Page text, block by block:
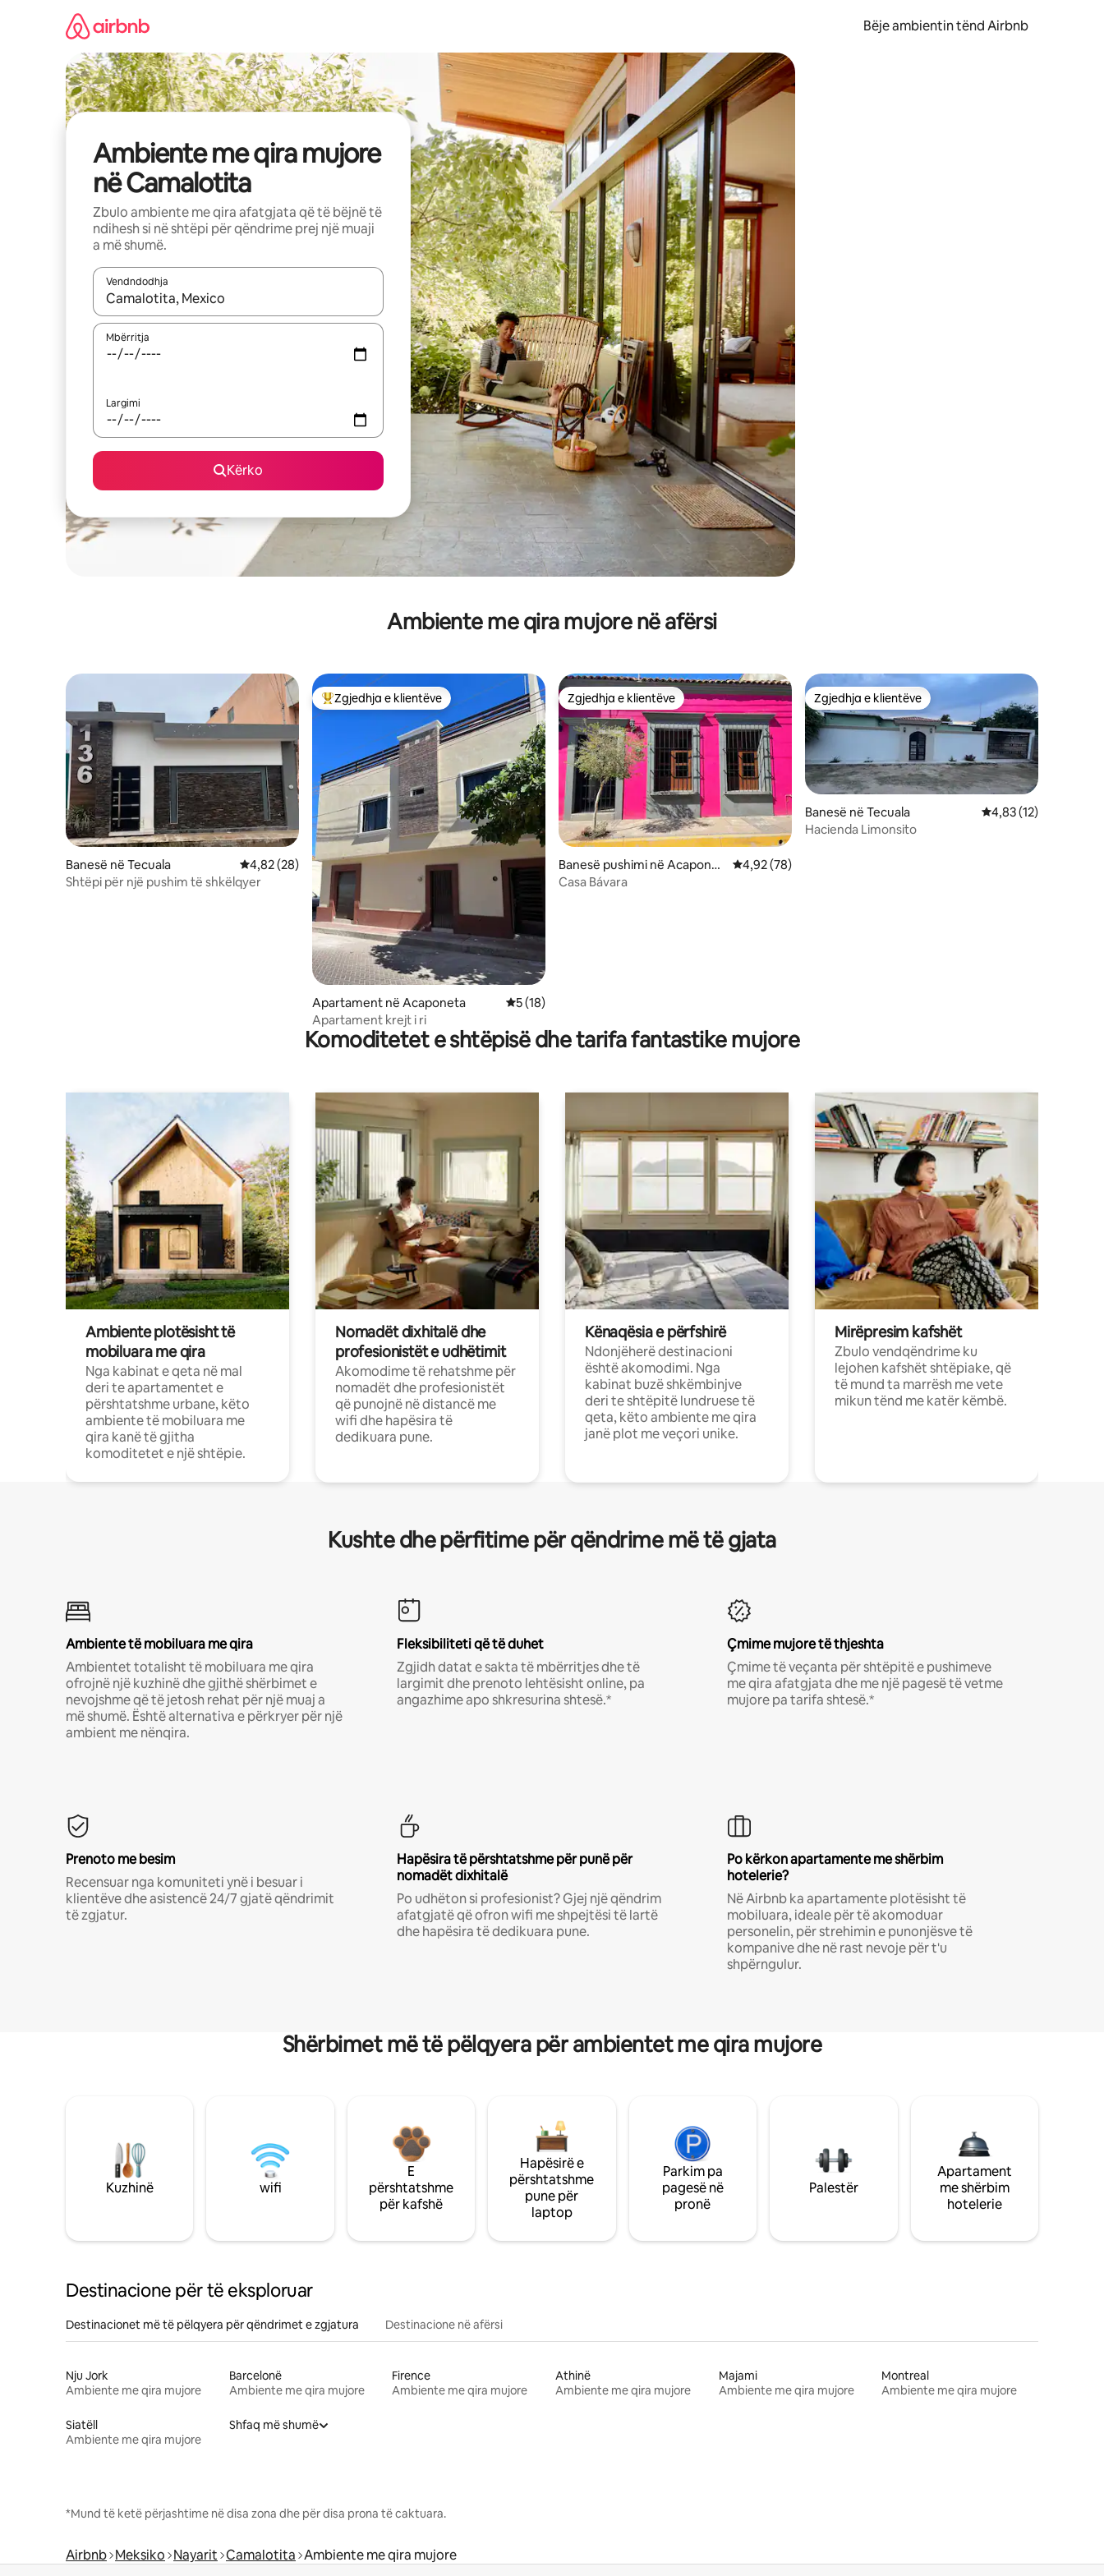
Bëje ambientin tënd Airbnb
Ambiente me qira mujore
në Camalotita
Zbulo ambiente me qira afatgjata që të bëjnë të
ndihesh si në shtëpi për qëndrime prej një muaji
a më shumë.
Vendndodhja
Kur rezultatet të jenë të disponueshme, lëviz me butonat e shigjetave lart e poshtë ose eksploro duke prekur ose duke lëvizur ekranin.
Mbërritja
Largimi
Kërko
Ambiente me qira mujore në afërsi
Banesë në Tecuala Vlerësimi mesatar 4,82 nga 5, 28 vlerësime
4,82 (28)
Shtëpi për një pushim të shkëlqyer
Më të mirat e zgjedhjeve të klientëve
Zgjedhja e klientëve
Apartament në Acaponeta Vlerësimi mesatar 5 nga 5, 18 vlerësime
5 (18)
Apartament krejt i ri
Zgjedhja e klientëve
Zgjedhja e klientëve
Banesë pushimi në Acaponet
a
Vlerësimi mesatar 4,92 nga 5, 78 vlerësime
4,92 (78)
Casa Bávara
Zgjedhja e klientëve
Zgjedhja e klientëve
Banesë në Tecuala Vlerësimi mesatar
4,83 (12)
Hacienda Limonsito
Komoditetet e shtëpisë dhe tarifa fantastike mujore
Ambiente plotësisht të
mobiluara me qira
Nga kabinat e qeta në mal
deri te apartamentet e
përshtatshme urbane, këto
ambiente të mobiluara me
qira kanë të gjitha
komoditetet e një shtëpie.
Nomadët dixhitalë dhe
profesionistët e udhëtimit
Akomodime të rehatshme për
nomadët dhe profesionistët
që punojnë në distancë me
wifi dhe hapësira të
dedikuara pune.
Kënaqësia e përfshirë
Ndonjëherë destinacioni
është akomodimi. Nga
kabinat buzë shkëmbinjve
deri te shtëpitë lundruese të
qeta, këto ambiente me qira
janë plot me veçori unike.
Mirëpresim kafshët
Zbulo vendqëndrime ku
lejohen kafshët shtëpiake, që
të mund ta marrësh me vete
mikun tënd me katër këmbë.
Kushte dhe përfitime për qëndrime më të gjata
Ambiente të mobiluara me qira
Ambientet totalisht të mobiluara me qira
ofrojnë një kuzhinë dhe gjithë shërbimet e
nevojshme që të jetosh rehat për një muaj a
më shumë. Është alternativa e përkryer për një
ambient me nënqira.
Fleksibiliteti që të duhet
Zgjidh datat e sakta të mbërritjes dhe të
largimit dhe prenoto lehtësisht online, pa
angazhime apo shkresurina shtesë.*
Çmime mujore të thjeshta
Çmime të veçanta për shtëpitë e pushimeve
me qira afatgjata dhe me një pagesë të vetme
mujore pa tarifa shtesë.*
Prenoto me besim
Recensuar nga komuniteti ynë i besuar i
klientëve dhe asistencë 24/7 gjatë qëndrimit
të zgjatur.
Hapësira të përshtatshme për punë për
nomadët dixhitalë
Po udhëton si profesionist? Gjej një qëndrim
afatgjatë që ofron wifi me shpejtësi të lartë
dhe hapësira të dedikuara pune.
Po kërkon apartamente me shërbim
hotelerie?
Në Airbnb ka apartamente plotësisht të
mobiluara, ideale për të akomoduar
personelin, për strehimin e punonjësve të
kompanive dhe në rast nevoje për t'u
shpërngulur.
Shërbimet më të pëlqyera për ambientet me qira mujore
Kuzhinë wifi
E
përshtatshme
për kafshë
Hapësirë e
përshtatshme
pune për
laptop
Parkim pa
pagesë në
pronë
Palestër
Apartament
me shërbim
hotelerie
Destinacione për të eksploruar
Destinacionet më të pëlqyera për qëndrimet e zgjatura Destinacione në afërsi
Nju Jork
Ambiente me qira mujore
Barcelonë
Ambiente me qira mujore
Firence
Ambiente me qira mujore
Athinë
Ambiente me qira mujore
Majami
Ambiente me qira mujore
Montreal
Ambiente me qira mujore
Siatëll
Ambiente me qira mujore
Shfaq më shumë
*Mund të ketë përjashtime në disa zona dhe për disa prona të caktuara.
Airbnb Meksiko Nayarit Camalotita Ambiente me qira mujore